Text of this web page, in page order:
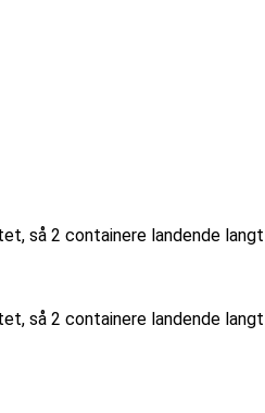
så 2 containere landende
så 2 containere landende